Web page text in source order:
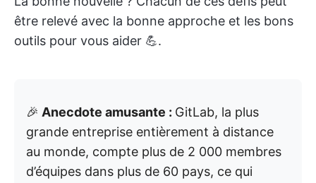
être relevé avec la bonne approche et les bons
outils pour vous aider 💪.
🎉 Anecdote amusante : GitLab, la plus
grande entreprise entièrement à distance
au monde, compte plus de 2 000 membres
d’équipes dans plus de 60 pays, ce qui